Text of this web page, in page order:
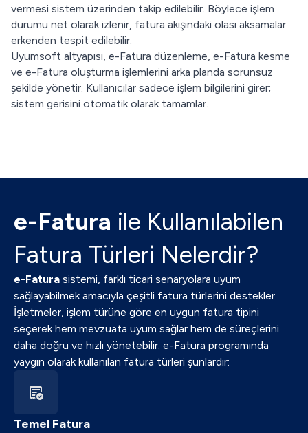
vermesi sistem üzerinden takip edilebilir. Böylece işlem
durumu net olarak izlenir, fatura akışındaki olası aksamalar
erkenden tespit edilebilir.
Uyumsoft altyapısı, e-Fatura düzenleme, e-Fatura kesme
ve e-Fatura oluşturma işlemlerini arka planda sorunsuz
şekilde yönetir. Kullanıcılar sadece işlem bilgilerini girer;
sistem gerisini otomatik olarak tamamlar.
e-Fatura ile Kullanılabilen
Fatura Türleri Nelerdir?
e-Fatura sistemi, farklı ticari senaryolara uyum
sağlayabilmek amacıyla çeşitli fatura türlerini destekler.
İşletmeler, işlem türüne göre en uygun fatura tipini
seçerek hem mevzuata uyum sağlar hem de süreçlerini
daha doğru ve hızlı yönetebilir. e-Fatura programında
yaygın olarak kullanılan fatura türleri şunlardır:
Temel Fatura